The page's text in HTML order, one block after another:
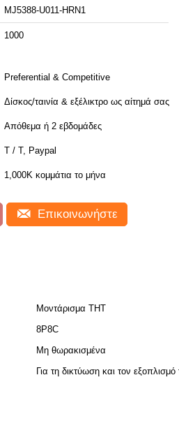
MJ5388-U011-HRN1
1000
Preferential & Competitive
Δίσκος/ταινία & εξέλικτρο ως αίτημά σας
Απόθεμα ή 2 εβδομάδες
T / Τ, Paypal
1,000K κομμάτια το μήνα
Επικοινωνήστε
Μοντάρισμα THT
8P8C
Μη θωρακισμένα
Για τη δικτύωση και τον εξοπλισμό